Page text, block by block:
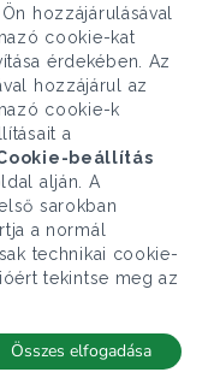
Kapcsolat
hozzájárulásával
cookie-kat
érdekében. Az
hozzájárul az
cookie-k
a
beállítás
alján. A
sarokban
a normál
technikai cookie-
tekintse meg az
Összes elfogadása